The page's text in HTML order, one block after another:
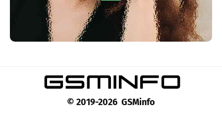
© 2019-2026 GSMinfo